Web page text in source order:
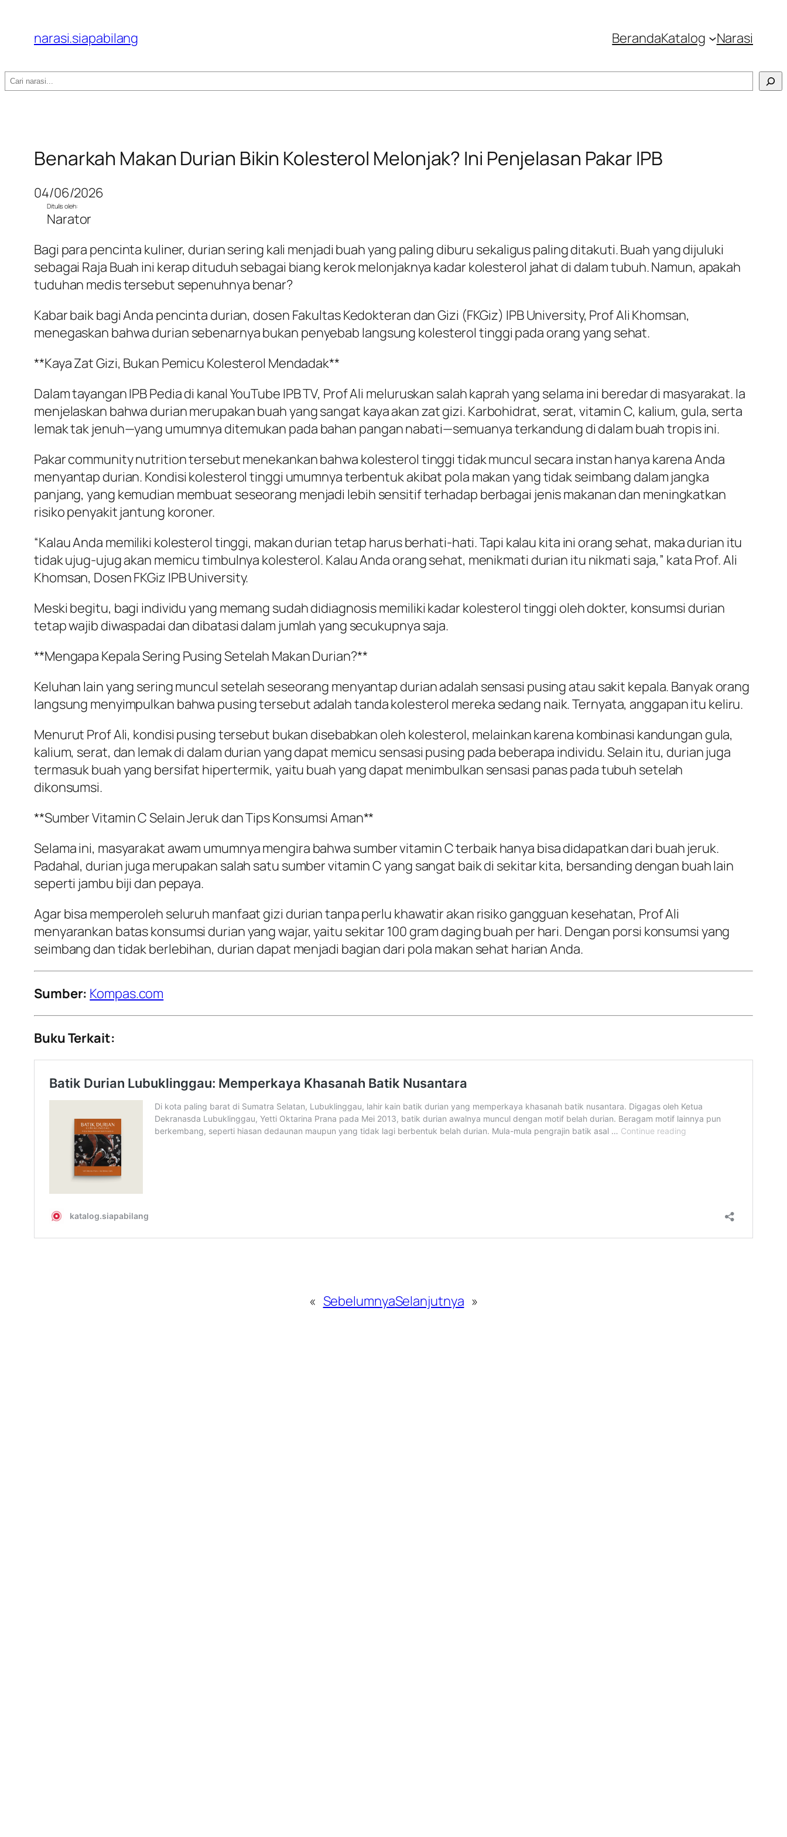
narasi.siapabilang BerandaKatalog Narasi
Search
Benarkah Makan Durian Bikin Kolesterol Melonjak? Ini Penjelasan Pakar IPB
04/06/2026
Ditulis oleh:
Narator
Bagi para pencinta kuliner, durian sering kali menjadi buah yang paling diburu sekaligus paling ditakuti. Buah yang dijuluki
sebagai Raja Buah ini kerap dituduh sebagai biang kerok melonjaknya kadar kolesterol jahat di dalam tubuh. Namun, apakah
tuduhan medis tersebut sepenuhnya benar?
Kabar baik bagi Anda pencinta durian, dosen Fakultas Kedokteran dan Gizi (FKGiz) IPB University, Prof Ali Khomsan,
menegaskan bahwa durian sebenarnya bukan penyebab langsung kolesterol tinggi pada orang yang sehat.
**Kaya Zat Gizi, Bukan Pemicu Kolesterol Mendadak**
Dalam tayangan IPB Pedia di kanal YouTube IPB TV, Prof Ali meluruskan salah kaprah yang selama ini beredar di masyarakat. Ia
menjelaskan bahwa durian merupakan buah yang sangat kaya akan zat gizi. Karbohidrat, serat, vitamin C, kalium, gula, serta
lemak tak jenuh—yang umumnya ditemukan pada bahan pangan nabati—semuanya terkandung di dalam buah tropis ini.
Pakar community nutrition tersebut menekankan bahwa kolesterol tinggi tidak muncul secara instan hanya karena Anda
menyantap durian. Kondisi kolesterol tinggi umumnya terbentuk akibat pola makan yang tidak seimbang dalam jangka
panjang, yang kemudian membuat seseorang menjadi lebih sensitif terhadap berbagai jenis makanan dan meningkatkan
risiko penyakit jantung koroner.
“Kalau Anda memiliki kolesterol tinggi, makan durian tetap harus berhati-hati. Tapi kalau kita ini orang sehat, maka durian itu
tidak ujug-ujug akan memicu timbulnya kolesterol. Kalau Anda orang sehat, menikmati durian itu nikmati saja,” kata Prof. Ali
Khomsan, Dosen FKGiz IPB University.
Meski begitu, bagi individu yang memang sudah didiagnosis memiliki kadar kolesterol tinggi oleh dokter, konsumsi durian
tetap wajib diwaspadai dan dibatasi dalam jumlah yang secukupnya saja.
**Mengapa Kepala Sering Pusing Setelah Makan Durian?**
Keluhan lain yang sering muncul setelah seseorang menyantap durian adalah sensasi pusing atau sakit kepala. Banyak orang
langsung menyimpulkan bahwa pusing tersebut adalah tanda kolesterol mereka sedang naik. Ternyata, anggapan itu keliru.
Menurut Prof Ali, kondisi pusing tersebut bukan disebabkan oleh kolesterol, melainkan karena kombinasi kandungan gula,
kalium, serat, dan lemak di dalam durian yang dapat memicu sensasi pusing pada beberapa individu. Selain itu, durian juga
termasuk buah yang bersifat hipertermik, yaitu buah yang dapat menimbulkan sensasi panas pada tubuh setelah
dikonsumsi.
**Sumber Vitamin C Selain Jeruk dan Tips Konsumsi Aman**
Selama ini, masyarakat awam umumnya mengira bahwa sumber vitamin C terbaik hanya bisa didapatkan dari buah jeruk.
Padahal, durian juga merupakan salah satu sumber vitamin C yang sangat baik di sekitar kita, bersanding dengan buah lain
seperti jambu biji dan pepaya.
Agar bisa memperoleh seluruh manfaat gizi durian tanpa perlu khawatir akan risiko gangguan kesehatan, Prof Ali
menyarankan batas konsumsi durian yang wajar, yaitu sekitar 100 gram daging buah per hari. Dengan porsi konsumsi yang
seimbang dan tidak berlebihan, durian dapat menjadi bagian dari pola makan sehat harian Anda.
Sumber: Kompas.com
Buku Terkait:
« SebelumnyaSelanjutnya »